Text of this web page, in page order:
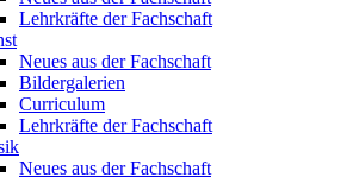
Lehrkräfte der Fachschaft
Neues aus der Fachschaft
Bildergalerien
Curriculum
Lehrkräfte der Fachschaft
Neues aus der Fachschaft